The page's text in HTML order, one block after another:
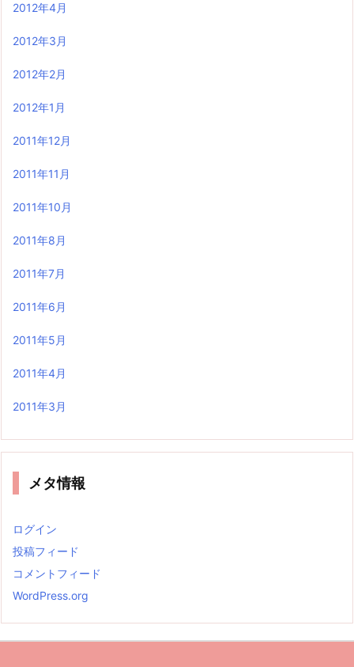
2012年4月
2012年3月
2012年2月
2012年1月
2011年12月
2011年11月
2011年10月
2011年8月
2011年7月
2011年6月
2011年5月
2011年4月
2011年3月
メタ情報
ログイン
投稿フィード
コメントフィード
WordPress.org